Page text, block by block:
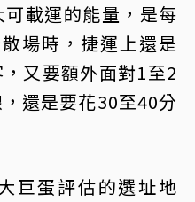
載運的能量，是每
場時，捷運上還是
又要額外面對1至2
還是要花30至40分
巨蛋評估的選址地